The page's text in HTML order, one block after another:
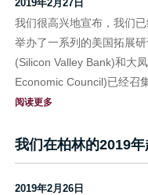
2019年2月27日
我们很高兴地宣布，我们
举办了一系列的美国拓展
(Silicon Valley Bank)和大
Economic Council)已经召
阅读更多
我们在柏林的2019
2019年2月26日